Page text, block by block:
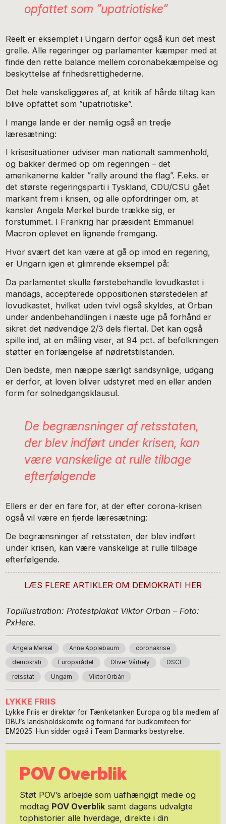
opfattet som ”upatriotiske”
Reelt er eksemplet i Ungarn derfor også kun det mest
grelle. Alle regeringer og parlamenter kæmper med at
finde den rette balance mellem coronabekæmpelse og
beskyttelse af frihedsrettighederne.
Det hele vanskeliggøres af, at kritik af hårde tiltag kan
blive opfattet som ”upatriotiske”.
I mange lande er der nemlig også en tredje
læresætning:
I krisesituationer udviser man nationalt sammenhold,
og bakker dermed op om regeringen – det
amerikanerne kalder ”rally around the flag”. F.eks. er
det største regeringsparti i Tyskland, CDU/CSU gået
markant frem i krisen, og alle opfordringer om, at
kansler Angela Merkel burde trække sig, er
forstummet. I Frankrig har præsident Emmanuel
Macron oplevet en lignende fremgang.
Hvor svært det kan være at gå op imod en regering,
er Ungarn igen et glimrende eksempel på:
Da parlamentet skulle førstebehandle lovudkastet i
mandags, accepterede oppositionen størstedelen af
lovudkastet, hvilket uden tvivl også skyldes, at Orban
under andenbehandlingen i næste uge på forhånd er
sikret det nødvendige 2/3 dels flertal. Det kan også
spille ind, at en måling viser, at 94 pct. af befolkningen
støtter en forlængelse af nødretstilstanden.
Den bedste, men næppe særligt sandsynlige, udgang
er derfor, at loven bliver udstyret med en eller anden
form for solnedgangsklausul.
De begrænsninger af retsstaten,
der blev indført under krisen, kan
være vanskelige at rulle tilbage
efterfølgende
Ellers er der en fare for, at der efter corona-krisen
også vil være en fjerde læresætning:
De begrænsninger af retsstaten, der blev indført
under krisen, kan være vanskelige at rulle tilbage
efterfølgende.
LÆS FLERE ARTIKLER OM DEMOKRATI HER
Topillustration: Protestplakat Viktor Orban – Foto:
PxHere.
Angela Merkel Anne Applebaum coronakrise
demokrati Europarådet Oliver Várhely OSCE
retsstat Ungarn Viktor Orbán
LYKKE FRIIS
Lykke Friis er direktør for Tænketanken Europa og bl.a medlem af
DBU’s landsholdskomite og formand for budkomiteen for
EM2025. Hun sidder også i Team Danmarks bestyrelse.
POV Overblik
Støt POV’s arbejde som uafhængigt medie og
modtag POV Overbliksamt dagens udvalgte
tophistorier alle hverdage, direkte i din